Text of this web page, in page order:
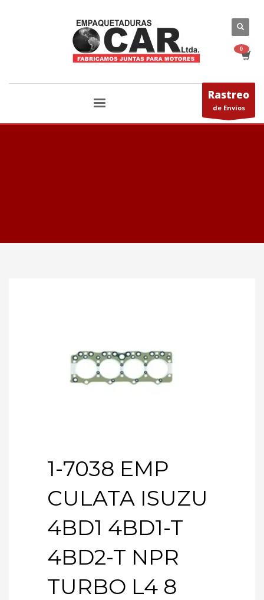
Rastreo
de Envíos
1-7038 EMP
CULATA ISUZU
4BD1 4BD1-T
4BD2-T NPR
TURBO L4 8